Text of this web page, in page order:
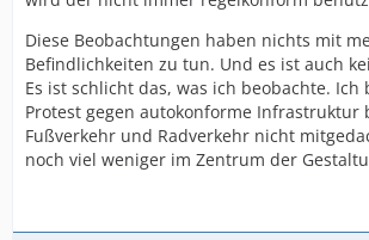
Diese Beobachtungen haben nichts mit
Befindlichkeiten zu tun. Und es ist auch
Es ist schlicht das, was ich beobachte. Ich
Protest gegen autokonforme Infrastruktur
Fußverkehr und Radverkehr nicht
noch viel weniger im Zentrum der